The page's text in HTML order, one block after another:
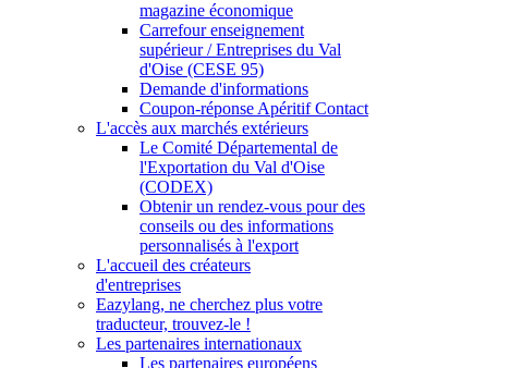
magazine économique
Carrefour enseignement
supérieur / Entreprises du Val
d'Oise (CESE 95)
Demande d'informations
Coupon-réponse Apéritif Contact
L'accès aux marchés extérieurs
Le Comité Départemental de
l'Exportation du Val d'Oise
(CODEX)
Obtenir un rendez-vous pour des
conseils ou des informations
personnalisés à l'export
L'accueil des créateurs
d'entreprises
Eazylang, ne cherchez plus votre
traducteur, trouvez-le !
Les partenaires internationaux
Les partenaires européens